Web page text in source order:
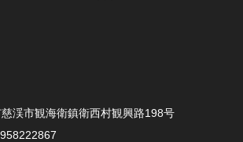
渓市観海衛鎮衛西村観興路198号